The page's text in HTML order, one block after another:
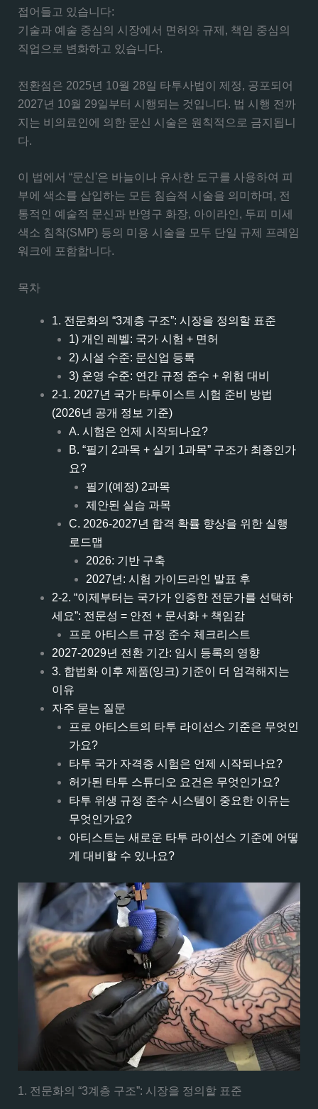
접어들고 있습니다:
기술과 예술 중심의 시장에서 면허와 규제, 책임 중심의
직업으로 변화하고 있습니다.
전환점은 2025년 10월 28일 타투사법이 제정, 공포되어
2027년 10월 29일부터 시행되는 것입니다. 법 시행 전까
지는 비의료인에 의한 문신 시술은 원칙적으로 금지됩니
다.
이 법에서 “문신'은 바늘이나 유사한 도구를 사용하여 피
부에 색소를 삽입하는 모든 침습적 시술을 의미하며, 전
통적인 예술적 문신과 반영구 화장, 아이라인, 두피 미세
색소 침착(SMP) 등의 미용 시술을 모두 단일 규제 프레임
워크에 포함합니다.
목차
1. 전문화의 “3계층 구조”: 시장을 정의할 표준
1) 개인 레벨: 국가 시험 + 면허
2) 시설 수준: 문신업 등록
3) 운영 수준: 연간 규정 준수 + 위험 대비
2-1. 2027년 국가 타투이스트 시험 준비 방법
(2026년 공개 정보 기준)
A. 시험은 언제 시작되나요?
B. “필기 2과목 + 실기 1과목” 구조가 최종인가
요?
필기(예정) 2과목
제안된 실습 과목
C. 2026-2027년 합격 확률 향상을 위한 실행
로드맵
2026: 기반 구축
2027년: 시험 가이드라인 발표 후
2-2. “이제부터는 국가가 인증한 전문가를 선택하
세요”: 전문성 = 안전 + 문서화 + 책임감
프로 아티스트 규정 준수 체크리스트
2027-2029년 전환 기간: 임시 등록의 영향
3. 합법화 이후 제품(잉크) 기준이 더 엄격해지는
이유
자주 묻는 질문
프로 아티스트의 타투 라이선스 기준은 무엇인
가요?
타투 국가 자격증 시험은 언제 시작되나요?
허가된 타투 스튜디오 요건은 무엇인가요?
타투 위생 규정 준수 시스템이 중요한 이유는
무엇인가요?
아티스트는 새로운 타투 라이선스 기준에 어떻
게 대비할 수 있나요?
1. 전문화의 “3계층 구조”: 시장을 정의할 표준